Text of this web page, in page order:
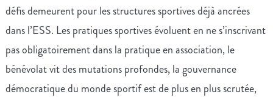
défis demeurent pour les structures sportives déjà ancrées
dans l’ESS. Les pratiques sportives évoluent en ne s’inscrivant
pas obligatoirement dans la pratique en association, le
bénévolat vit des mutations profondes, la gouvernance
démocratique du monde sportif est de plus en plus scrutée,